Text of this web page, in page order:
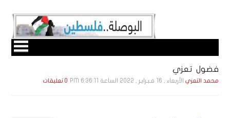
فضول تعزي
محمد التعزي الأربعاء , 16 فـبـرايـر , 2022 الساعة 6:36:11 PM 0 تعليقات